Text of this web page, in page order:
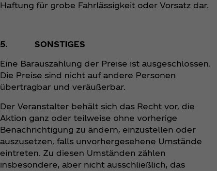
Haftung für grobe Fahrlässigkeit oder Vorsatz dar.
5. SONSTIGES
Eine Barauszahlung der Preise ist ausgeschlossen.
Die Preise sind nicht auf andere Personen
übertragbar und veräußerbar.
Der Veranstalter behält sich das Recht vor, die
Aktion ganz oder teilweise ohne vorherige
Benachrichtigung zu ändern, einzustellen oder
auszusetzen, falls unvorhergesehene Umstände
eintreten. Zu diesen Umständen zählen
insbesondere, aber nicht ausschließlich, das